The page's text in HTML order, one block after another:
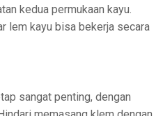
kedua permukaan kayu.
lem kayu bisa bekerja secara
sangat penting, dengan